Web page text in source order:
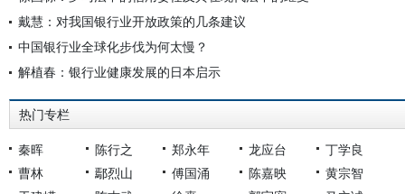
戴慧：对我国银行业开放政策的几条建议
中国银行业全球化步伐为何太慢？
解植春：银行业健康发展的日本启示
热门专栏
秦晖 陈行之 郑永年 龙应台
丁学良
曹林
鄢烈山 傅国涌 陈嘉映
黄宗智